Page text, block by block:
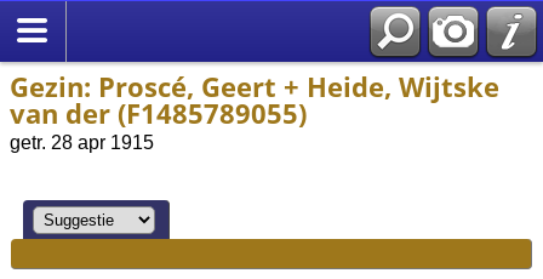
Gezin: Proscé, Geert + Heide, Wijtske
van der (F1485789055)
getr. 28 apr 1915